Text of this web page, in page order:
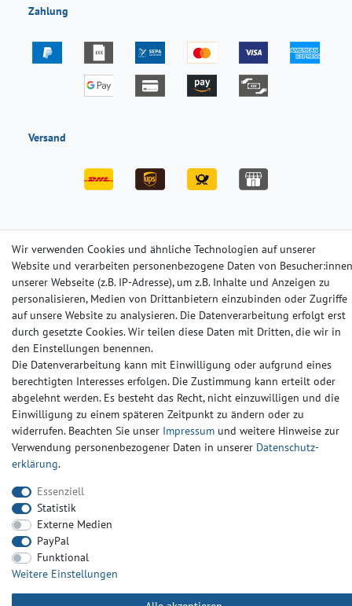
Zahlung
Versand
Impressum Daten­schutz­erklärung AGB
Barrierefreiheitserklärung Widerrufs­recht Kontakt
Wir verwenden Cookies und ähnliche Technologien auf unserer
Website und verarbeiten personenbezogene Daten von Besucher:innen
unserer Webseite (z.B. IP-Adresse), um z.B. Inhalte und Anzeigen zu
personalisieren, Medien von Drittanbietern einzubinden oder Zugriffe
auf unsere Website zu analysieren. Die Datenverarbeitung erfolgt erst
durch gesetzte Cookies. Wir teilen diese Daten mit Dritten, die wir in
den Einstellungen benennen.
Die Datenverarbeitung kann mit Einwilligung oder aufgrund eines
berechtigten Interesses erfolgen. Die Zustimmung kann erteilt oder
abgelehnt werden. Es besteht das Recht, nicht einzuwilligen und die
Einwilligung zu einem späteren Zeitpunkt zu ändern oder zu
widerrufen. Beachten Sie unser Impressum und weitere Hinweise zur
Verwendung personenbezogener Daten in unserer Daten­schutz­
erklärung.
Essenziell
Statistik
Externe Medien
PayPal
Funktional
Weitere Einstellungen
© Copyright 2024-2025 | Alle Rechte vorbehalten.
Widerrufs­recht Widerrufs­formular Impressum
Daten­schutz­erklärung AGB Kontakt